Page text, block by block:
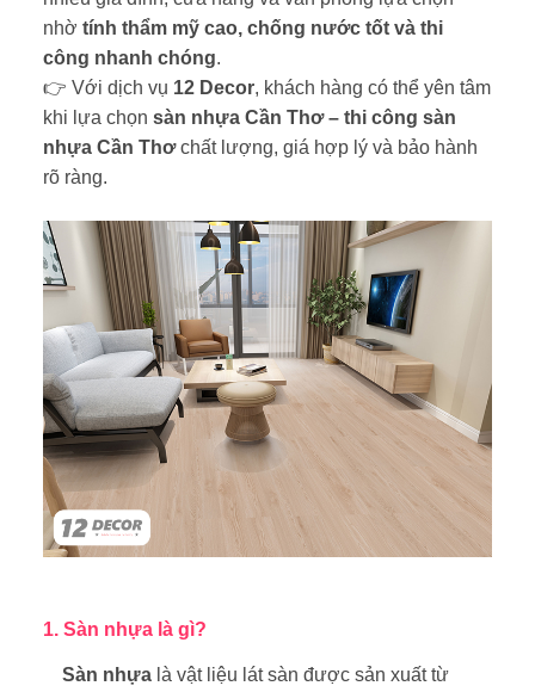
nhờ tính thẩm mỹ cao, chống nước tốt và thi
công nhanh chóng.
👉 Với dịch vụ 12 Decor, khách hàng có thể yên tâm
khi lựa chọn sàn nhựa Cần Thơ – thi công sàn
nhựa Cần Thơchất lượng, giá hợp lý và bảo hành
rõ ràng.
1. Sàn nhựa là gì?
Sàn nhựa là vật liệu lát sàn được sản xuất từ